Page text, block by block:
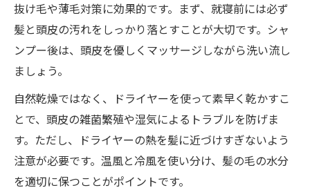
毎日のセルフチェックで髪の毛を守る秘訣
自然乾燥とドライヤー正しい乾かし方とは
薄毛対策に効果的なドライヤーの使い方
抜け毛を防ぐ自然乾燥とドライヤーの違い
健康な髪を維持する温度調整のコツ
効率的な乾燥方法で薄毛リスクを減らす
薄毛対策に有効な新発見セルフケア法
抜け毛や薄毛対策に効果的です。まず、就寝前には必ず
髪と頭皮の汚れをしっかり落とすことが大切です。シャ
ンプー後は、頭皮を優しくマッサージしながら洗い流し
ましょう。
自然乾燥ではなく、ドライヤーを使って素早く乾かすこ
とで、頭皮の雑菌繁殖や湿気によるトラブルを防げま
す。ただし、ドライヤーの熱を髪に近づけすぎないよう
注意が必要です。温風と冷風を使い分け、髪の毛の水分
を適切に保つことがポイントです。